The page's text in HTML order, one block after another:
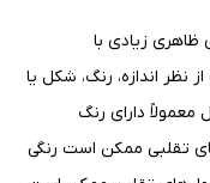
زیادی با
اندازه، رنگ، شکل یا
دارای رنگ
تقلبی ممکن است رنگی